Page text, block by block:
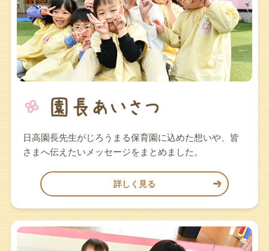
日高園長先生がじろうまる保育園に込めた想いや、皆
さまへ伝えたいメッセージをまとめました。
詳しく見る